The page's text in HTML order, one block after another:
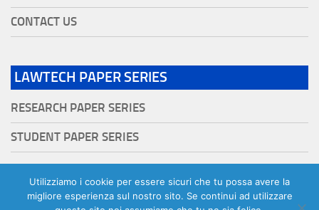
CONTACT US
LAWTECH PAPER SERIES
RESEARCH PAPER SERIES
STUDENT PAPER SERIES
Utilizziamo i cookie per essere sicuri che tu possa avere la
migliore esperienza sul nostro sito. Se continui ad utilizzare